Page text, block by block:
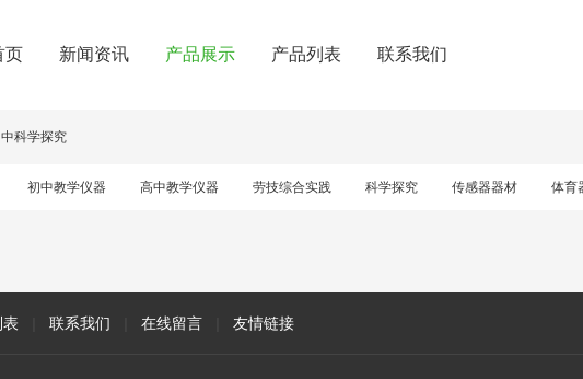
页 新闻资讯 产品展示 产品列表 联系我们
科学探究
初中教学仪器 高中教学仪器 劳技综合实践 科学探究 传感器器材 体育
联系我们 在线留言 友情链接